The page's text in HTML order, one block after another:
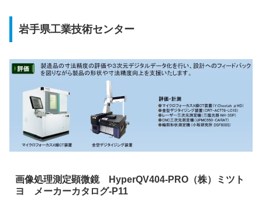
岩手県工業技術センター
画像処理測定顕微鏡 HyperQV404-PRO（株）ミツト
ヨ メーカーカタログ-P11